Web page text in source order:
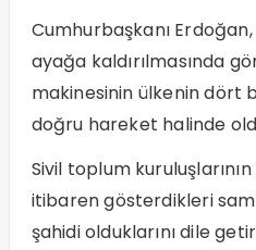
Cumhurbaşkanı
ayağa kaldırılmasında
makinesinin ülkenin dört
doğru hareket halinde
Sivil toplum
itibaren gösterdikleri
şahidi olduklarını dile